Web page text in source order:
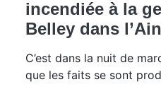
incendiée à la
Belley dans l’Ain
C’est dans la nuit de
que les faits se sont